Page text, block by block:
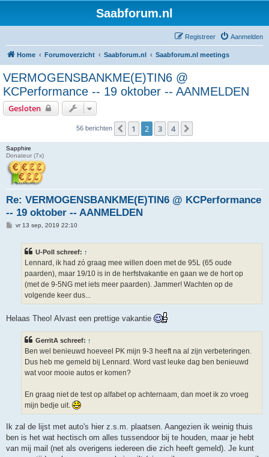
Saabforum.nl
Aanmelden
Registreer
Home Forumoverzicht Saabforum.nl Saabforum.nl meetings
VERMOGENSBANKME(E)TIN6 @
KCPerformance -- 19 oktober -- AANMELDEN
Gesloten
56 berichten Vorige
1 2 3 4
Sapphire
Donateur (7x)
Re: VERMOGENSBANKME(E)TIN6 @ KCPerformance
-- 19 oktober -- AANMELDEN
Bvr 13 sep, 2019 22:10
U-Poll schreef: ↑
Lennard, ik had zó graag mee willen doen met de 95L (65 oude
paarden), maar 19/10 is in de herfstvakantie en gaan we de hort op
(met de 9-5NG met iets meer paarden). Jammer! Wachten op de
volgende keer dus...
Helaas Theo! Alvast een prettige vakantie
GerritA schreef: ↑
Ben wel benieuwd hoeveel PK mijn 9-3 heeft na al zijn verbeteringen.
Dus heb me gemeld bij Lennard. Word vast leuke dag ben benieuwd
wat voor mooie autos er komen?
En graag niet de test op alfabet op achternaam, dan moet ik zo vroeg
mijn bedje uit.
Ik zal de lijst met auto's hier z.s.m. plaatsen. Aangezien ik weinig thuis
ben is het wat hectisch om alles tussendoor bij te houden, maar je hebt
van mij mail (net als overigens iedereen die zich heeft gemeld). Je kunt